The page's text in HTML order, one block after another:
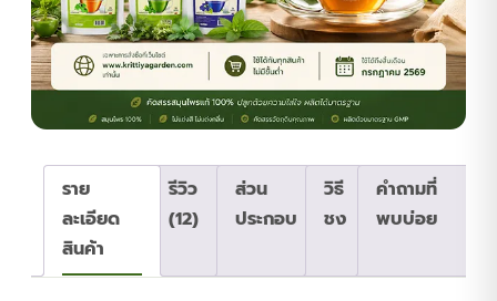
ราย
ละเอียด
สินค้า
รีวิว
(12)
ส่วน
ประกอบ
วิธี
ชง
คำถามที่
พบบ่อย